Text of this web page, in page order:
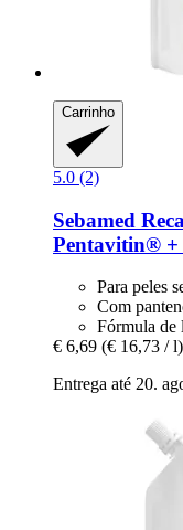
Carrinho
5.0 (2)
Sebamed
Pentavitin® +
Para peles
Com
Fórmula de
€ 6,69 (€ 16,73 / l)
Entrega até 20.